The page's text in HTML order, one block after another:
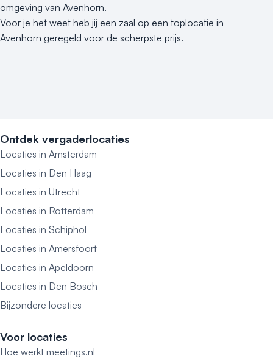
omgeving van Avenhorn.
Voor je het weet heb jij een zaal op een toplocatie in
Avenhorn geregeld voor de scherpste prijs.
Ontdek vergaderlocaties
Locaties in Amsterdam
Locaties in Den Haag
Locaties in Utrecht
Locaties in Rotterdam
Locaties in Schiphol
Locaties in Amersfoort
Locaties in Apeldoorn
Locaties in Den Bosch
Bijzondere locaties
Voor locaties
Hoe werkt meetings.nl